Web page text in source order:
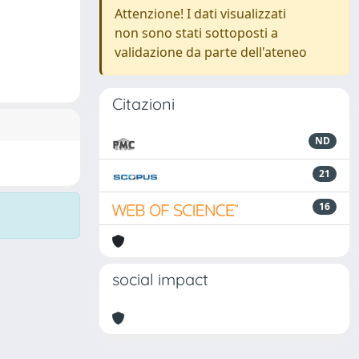
Attenzione! I dati visualizzati
non sono stati sottoposti a
validazione da parte dell'ateneo
Citazioni
ND
21
16
social impact